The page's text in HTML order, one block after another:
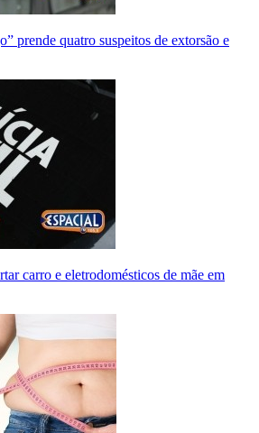
prende quatro suspeitos de extorsão e
carro e eletrodomésticos de mãe em